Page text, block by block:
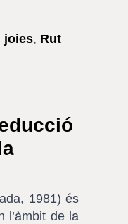
joies, Rut
1981) és
l’àmbit de la